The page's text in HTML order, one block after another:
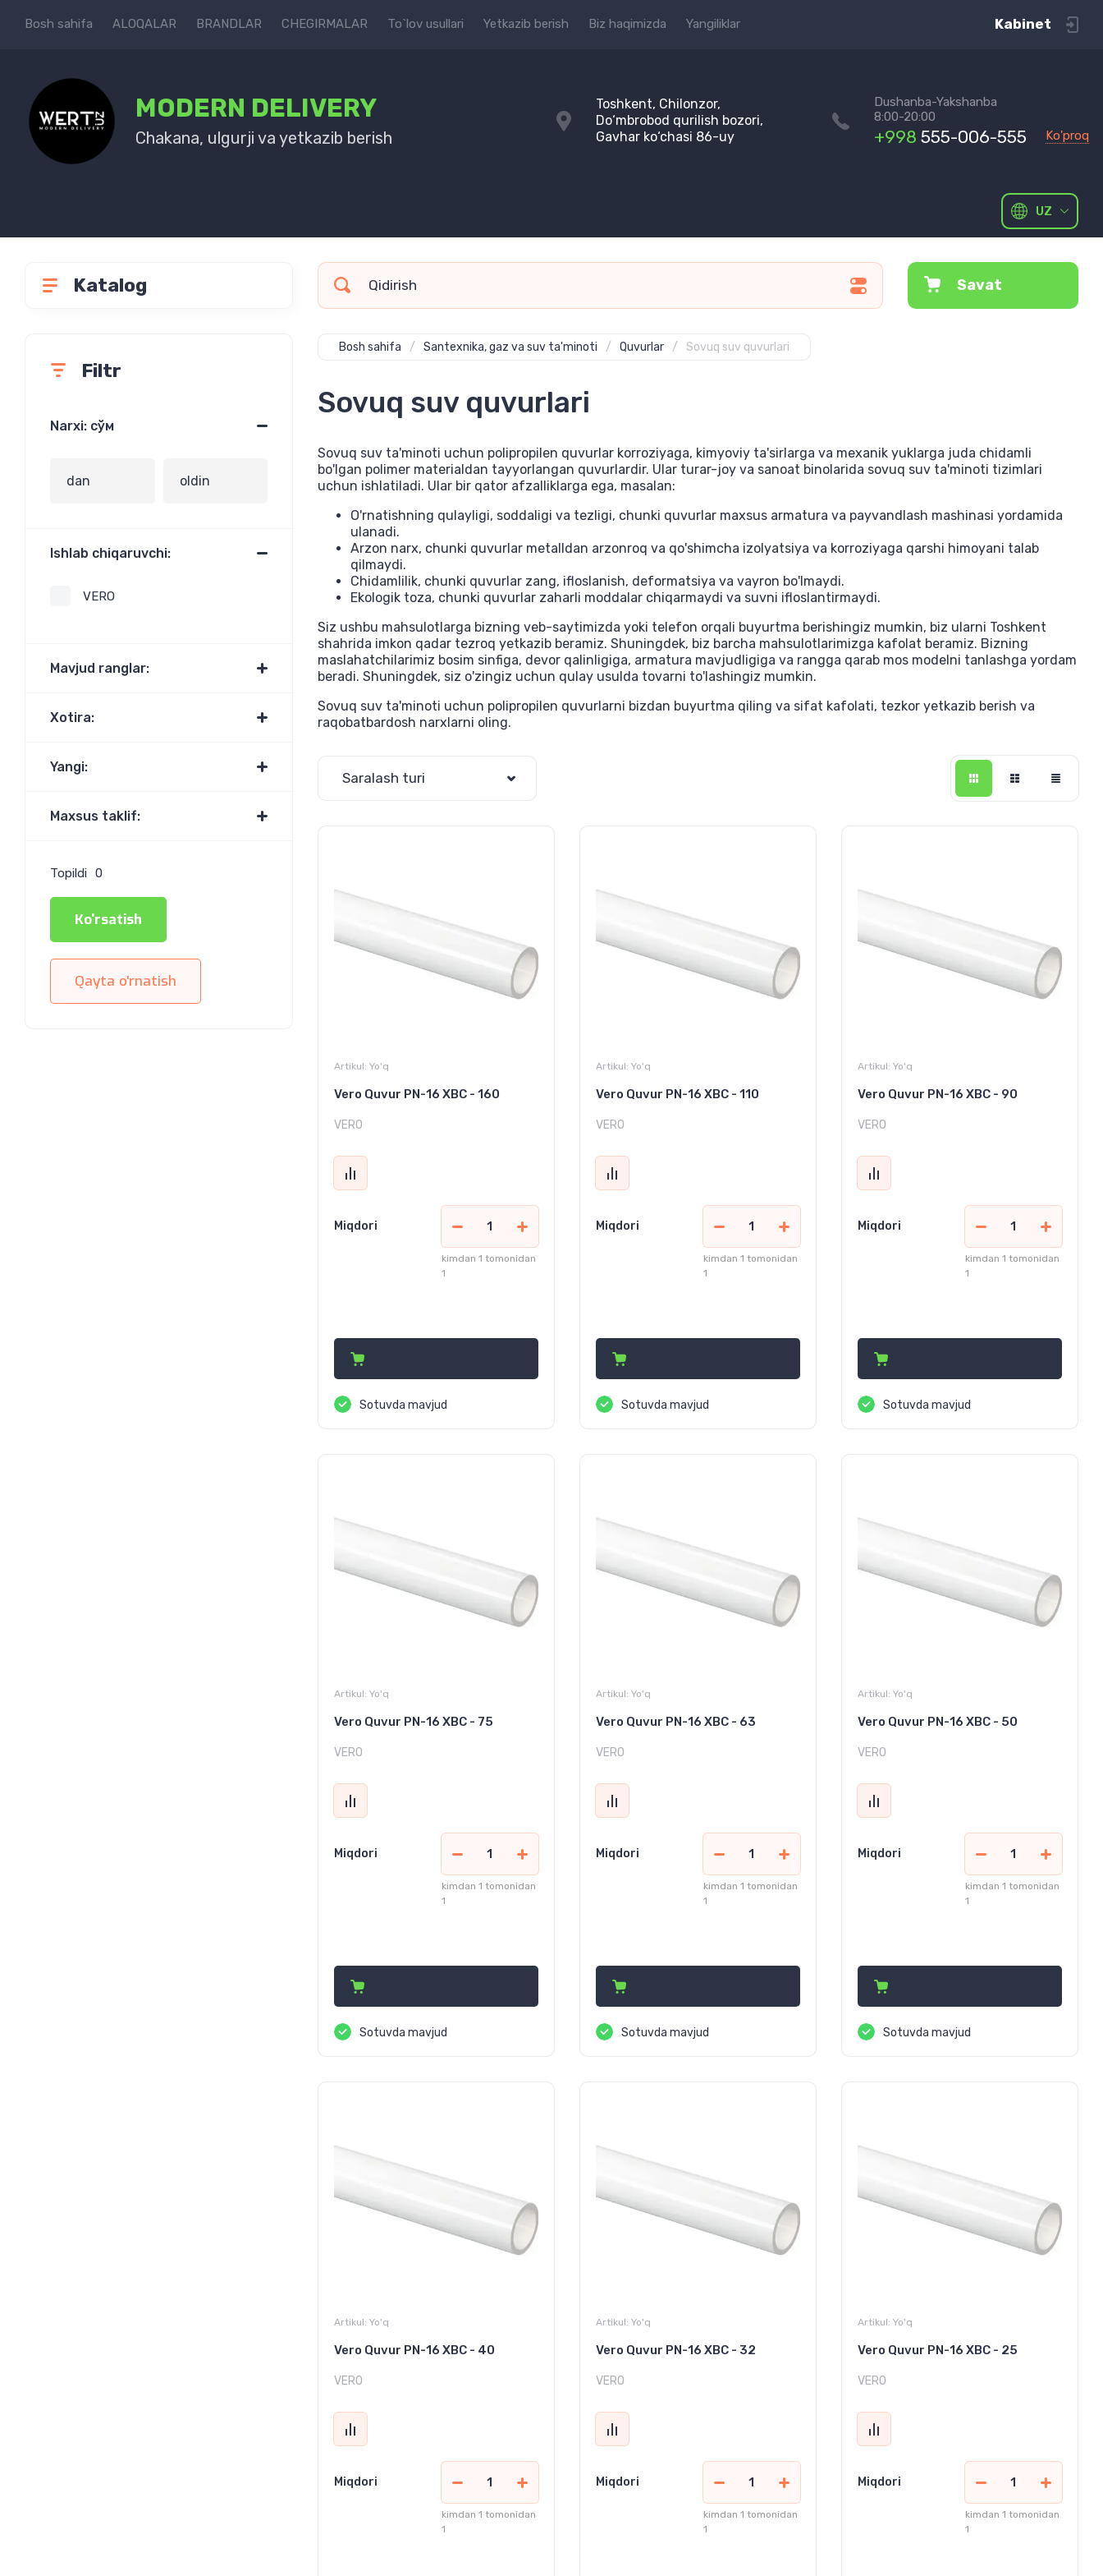
Bosh sahifa ALOQALAR BRANDLAR CHEGIRMALAR To`lov usullari Yetkazib berish Biz haqimizda Yangiliklar Kabinet
MODERN DELIVERY
Chakana, ulgurji va yetkazib berish
Toshkent, Chilonzor,
Do‘mbrobod qurilish bozori,
Gavhar ko‘chasi 86-uy
Dushanba-Yakshanba
8:00-20:00
+998 555-006-555 Ko'proq
UZ
Filtr
Narxi: сўм
Ishlab chiqaruvchi:
VERO
Mavjud ranglar:
Xotira:
Yangi:
Maxsus taklif:
Topildi 0
Ko'rsatish
Qayta o'rnatish
Katalog Savat
Bosh sahifa / Santexnika, gaz va suv ta'minoti / Quvurlar / Sovuq suv quvurlari
Sovuq suv quvurlari
Sovuq suv ta'minoti uchun polipropilen quvurlar korroziyaga, kimyoviy ta'sirlarga va mexanik yuklarga juda chidamli
bo'lgan polimer materialdan tayyorlangan quvurlardir. Ular turar-joy va sanoat binolarida sovuq suv ta'minoti tizimlari
uchun ishlatiladi. Ular bir qator afzalliklarga ega, masalan:
O'rnatishning qulayligi, soddaligi va tezligi, chunki quvurlar maxsus armatura va payvandlash mashinasi yordamida
ulanadi.
Arzon narx, chunki quvurlar metalldan arzonroq va qo'shimcha izolyatsiya va korroziyaga qarshi himoyani talab
qilmaydi.
Chidamlilik, chunki quvurlar zang, ifloslanish, deformatsiya va vayron bo'lmaydi.
Ekologik toza, chunki quvurlar zaharli moddalar chiqarmaydi va suvni ifloslantirmaydi.
Siz ushbu mahsulotlarga bizning veb-saytimizda yoki telefon orqali buyurtma berishingiz mumkin, biz ularni Toshkent
shahrida imkon qadar tezroq yetkazib beramiz. Shuningdek, biz barcha mahsulotlarimizga kafolat beramiz. Bizning
maslahatchilarimiz bosim sinfiga, devor qalinligiga, armatura mavjudligiga va rangga qarab mos modelni tanlashga yordam
beradi. Shuningdek, siz o'zingiz uchun qulay usulda tovarni to'lashingiz mumkin.
Sovuq suv ta'minoti uchun polipropilen quvurlarni bizdan buyurtma qiling va sifat kafolati, tezkor yetkazib berish va
raqobatbardosh narxlarni oling.
Saralash turi
Artikul: Yo'q
Vero Quvur PN-16 XBC - 160
VERO
Miqdori
kimdan 1 tomonidan
1
Sotuvda mavjud
Artikul: Yo'q
Vero Quvur PN-16 XBC - 110
VERO
Miqdori
kimdan 1 tomonidan
1
Sotuvda mavjud
Artikul: Yo'q
Vero Quvur PN-16 XBC - 90
VERO
Miqdori
kimdan 1 tomonidan
1
Sotuvda mavjud
Artikul: Yo'q
Vero Quvur PN-16 XBC - 75
VERO
Miqdori
kimdan 1 tomonidan
1
Sotuvda mavjud
Artikul: Yo'q
Vero Quvur PN-16 XBC - 63
VERO
Miqdori
kimdan 1 tomonidan
1
Sotuvda mavjud
Artikul: Yo'q
Vero Quvur PN-16 XBC - 50
VERO
Miqdori
kimdan 1 tomonidan
1
Sotuvda mavjud
Artikul: Yo'q
Vero Quvur PN-16 XBC - 40
VERO
Miqdori
kimdan 1 tomonidan
1
Artikul: Yo'q
Vero Quvur PN-16 XBC - 32
VERO
Miqdori
kimdan 1 tomonidan
1
Artikul: Yo'q
Vero Quvur PN-16 XBC - 25
VERO
Miqdori
kimdan 1 tomonidan
1